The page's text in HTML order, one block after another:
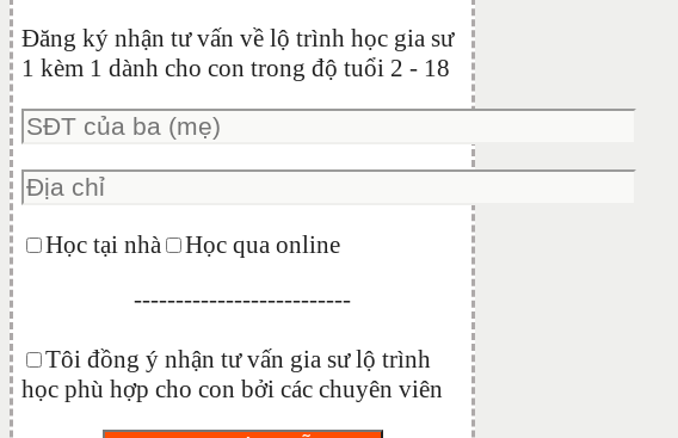
Đăng ký nhận tư vấn về lộ trình học gia sư
1 kèm 1 dành cho con trong độ tuổi 2 - 18
Học tại nhà
Học qua online
--------------------------
Tôi đồng ý nhận tư vấn gia sư lộ trình
học phù hợp cho con bởi các chuyên viên